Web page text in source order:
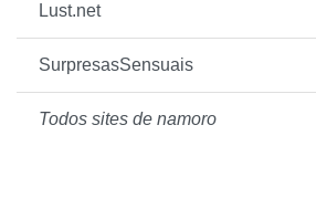
Lust.net
SurpresasSensuais
Todos sites de namoro